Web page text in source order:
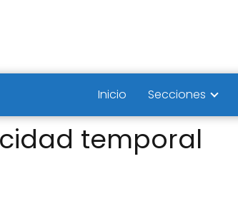
Inicio Secciones
temporal